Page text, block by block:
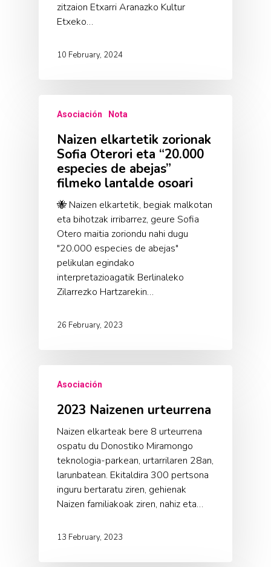
zitzaion Etxarri Aranazko Kultur
Etxeko…
10 February, 2024
Asociación Nota
Naizen elkartetik zorionak
Sofia Oterori eta “20.000
especies de abejas”
filmeko lantalde osoari
🐝 Naizen elkartetik, begiak malkotan
eta bihotzak irribarrez, geure Sofia
Otero maitia zoriondu nahi dugu
"20.000 especies de abejas"
pelikulan egindako
interpretazioagatik Berlinaleko
Zilarrezko Hartzarekin…
26 February, 2023
Asociación
2023 Naizenen urteurrena
Naizen elkarteak bere 8 urteurrena
ospatu du Donostiko Miramongo
teknologia-parkean, urtarrilaren 28an,
larunbatean. Ekitaldira 300 pertsona
inguru bertaratu ziren, gehienak
Naizen familiakoak ziren, nahiz eta…
13 February, 2023